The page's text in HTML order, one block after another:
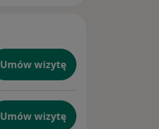
Umów wizytę
Umów wizytę